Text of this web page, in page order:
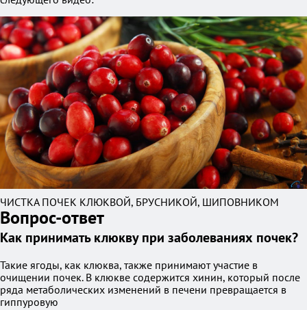
ЧИСТКА ПОЧЕК КЛЮКВОЙ, БРУСНИКОЙ, ШИПОВНИКОМ
Вопрос-ответ
Как принимать клюкву при заболеваниях почек?
Такие ягоды, как клюква, также принимают участие в
очищении почек. В клюкве содержится хинин, который после
ряда метаболических изменений в печени превращается в
гиппуровую